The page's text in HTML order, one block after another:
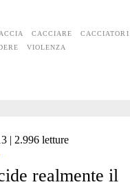
CACCIARE
CACCIATORI
VIOLENZA
| 2.996 letture
realmente il